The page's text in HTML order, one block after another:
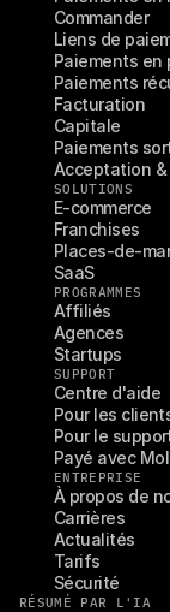
Commander
Liens de
Paiements en
Paiements
Facturation
Capitale
Paiements
Acceptation &
SOLUTIONS
E-commerce
Franchises
Places-de-
SaaS
PROGRAMMES
Affiliés
Agences
Startups
SUPPORT
Centre d'aide
Pour les
Pour le
Payé avec
ENTREPRISE
À propos de
Carrières
Actualités
Tarifs
Sécurité
RÉSUMÉ PAR L'IA